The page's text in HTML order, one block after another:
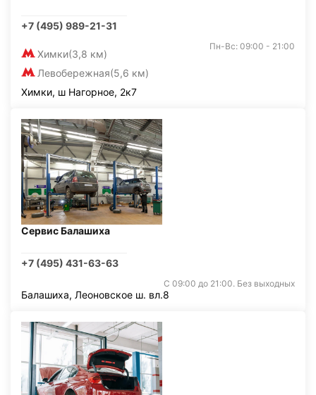
+7 (495) 989-21-31
Химки(3,8 км)
Левобережная(5,6 км)
Пн-Вс: 09:00 - 21:00
Химки, ш Нагорное, 2к7
Сервис Балашиха
+7 (495) 431-63-63
С 09:00 до 21:00. Без выходных
Балашиха, Леоновское ш. вл.8